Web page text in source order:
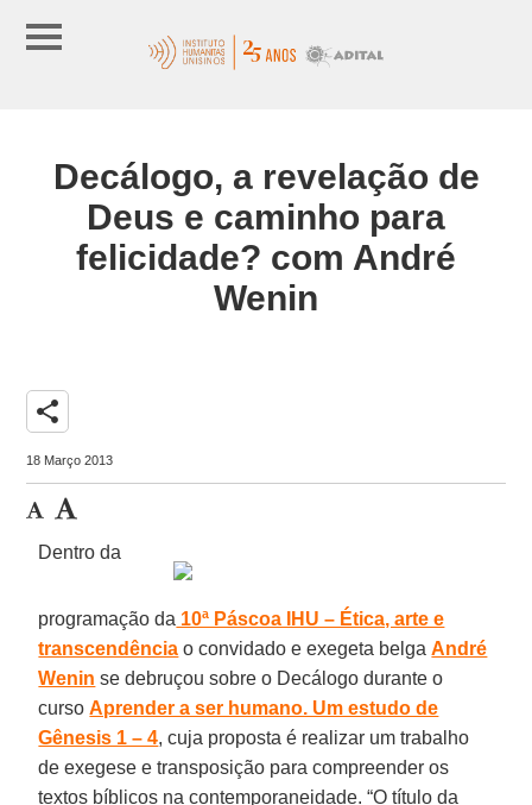
Decálogo, a revelação de
Deus e caminho para
felicidade? com André
Wenin
share
18 Março 2013
Dentro da
programação da 10ª Páscoa IHU – Ética, arte e
transcendência o convidado e exegeta belgaAndré
Wenin se debruçou sobre o Decálogo durante o
cursoAprender a ser humano. Um estudo de
Gênesis 1 – 4, cuja proposta é realizar um trabalho
de exegese e transposição para compreender os
textos bíblicos na contemporaneidade. “O título da